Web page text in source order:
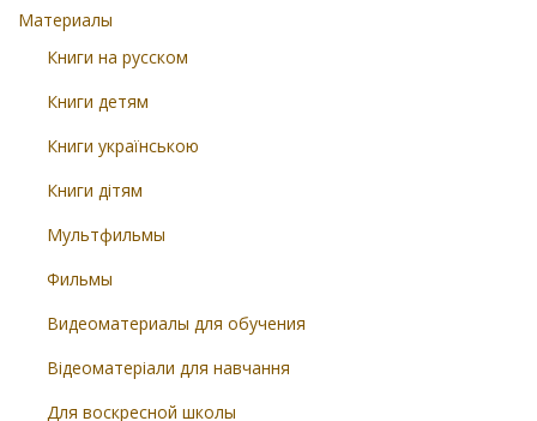
Материалы
Книги на русском
Книги детям
Книги українською
Книги дітям
Мультфильмы
Фильмы
Видеоматериалы для обучения
Відеоматеріали для навчання
Для воскресной школы